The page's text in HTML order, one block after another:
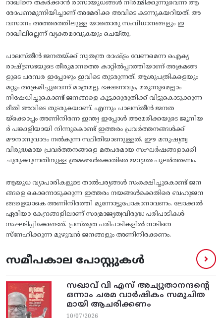
റാഖിനെ തകര്‍ക്കാന്‍ രാസായുധങ്ങള്‍ നിര്‍മ്മിക്കുന്നുവെന്ന ആ
രോപണമുന്നിയിച്ചാണ്‌ അമേരിക്ക അവിടെ കടന്നുകയറിയത്‌. അ
വസാനം അത്തരത്തിലുള്ള യാതൊരു സംവിധാനങ്ങളും ഇ
റാഖിലില്ലെന്ന്‌ വ്യക്തമാവുകയും ചെയ്‌തു.
പാലസ്‌തീന്‍ ജനതയ്‌ക്ക്‌ സ്വതന്ത്ര രാഷ്‌ട്രം വേണമെന്ന ഐക്യ
രാഷ്‌ട്രസഭയുടെ തീരുമാനത്തെ കാറ്റില്‍പ്പറത്തിയാണ്‌ അക്രമങ്ങ
ളുടെ പരമ്പര ഇപ്പോഴും ഇവിടെ തുടരുന്നത്‌. ആശുപത്രികളെയും
മറ്റും അക്രമിച്ചുവെന്ന്‌ മാത്രമല്ല, ഭക്ഷണവും, മരുന്നുമെല്ലാം
നിഷേധിച്ചുകൊണ്ട്‌ ജനങ്ങളെ കൂട്ടക്കുരുതിക്ക്‌ വിട്ടുകൊടുക്കുന്ന
രീതി അവിടെ തുടരുകയാണ്‌. എന്നും പാലസ്‌തീന്‍ ജനത
യ്‌ക്കൊപ്പം അണിനിരന്ന ഇന്ത്യ ഇപ്പോള്‍ അമേരിക്കയുടെ ജൂനിയ
ര്‍ പങ്കാളിയായി നിന്നുകൊണ്ട്‌ ഇത്തരം പ്രവര്‍ത്തനങ്ങള്‍ക്ക്‌
മൗനാനുവാദം നല്‍കുന്ന സ്ഥിതിയാണുള്ളത്‌. ഈ മനുഷ്യത്വ
വിരുദ്ധമായ പ്രവര്‍ത്തനങ്ങളെ മതപരമായ സംഘര്‍ഷങ്ങളാക്കി
ചുരുക്കുന്നതിനുള്ള ശ്രമങ്ങള്‍ക്കെതിരെ ജാഗ്രത പുലര്‍ത്തണം.
ആയുധ വ്യാപാരികളുടെ താല്‍പര്യങ്ങള്‍ സംരക്ഷിച്ചുകൊണ്ട്‌ ജന
ങ്ങളെ കൊന്നൊടുക്കുന്ന ഇത്തരം നയങ്ങള്‍ക്കെതിരെ ബഹുജന
ങ്ങളെയാകെ അണിനിരത്തി മുന്നോട്ടുപോകാനാവണം. ലോക്കല്‍
ഏരിയാ കേന്ദ്രങ്ങളിലാണ്‌ സാമ്രാജ്യത്വവിരുദ്ധ പരിപാടികള്‍
സംഘടിപ്പിക്കേണ്ടത്‌. പ്രസ്‌തുത പരിപാടികളില്‍ നാടിനെ
സ്‌നേഹിക്കുന്ന മുഴുവന്‍ ജനങ്ങളും അണിനിരക്കണം.
സമീപകാല പോസ്റ്റുകൾ
സഖാവ് വി എസ്‌ അച്യുതാനന്ദന്റെ
ഒന്നാം ചരമ വാര്‍ഷികം സമുചിത
മായി ആചരിക്കണം